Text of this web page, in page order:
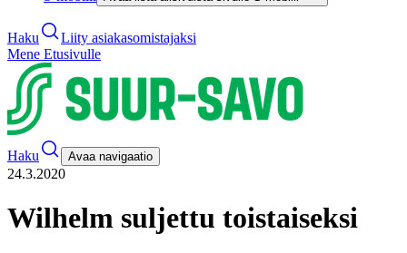
Haku
Liity asiakasomistajaksi
Mene Etusivulle
Haku Avaa navigaatio
24.3.2020
Wilhelm suljettu toistaiseksi